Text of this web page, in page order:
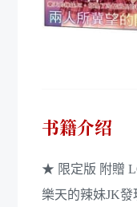
书籍介绍
★ 限定版 附贈
樂天的辣妹JK